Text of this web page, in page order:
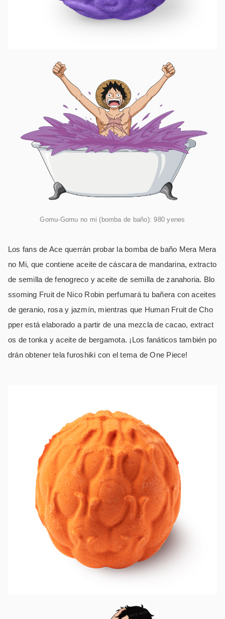
Gomu-Gomu no mi (bomba de baño): 980 yenes
Los fans de Ace querrán probar la bomba de baño Mera Mera
no Mi, que contiene aceite de cáscara de mandarina, extracto
de semilla de fenogreco y aceite de semilla de zanahoria. Blo
ssoming Fruit de Nico Robin perfumará tu bañera con aceites
de geranio, rosa y jazmín, mientras que Human Fruit de Cho
pper está elaborado a partir de una mezcla de cacao, extract
os de tonka y aceite de bergamota. ¡Los fanáticos también po
drán obtener tela furoshiki con el tema de One Piece!